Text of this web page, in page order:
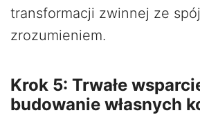
transformacji zwinnej ze
zrozumieniem.
Krok 5: Trwałe
budowanie własnych